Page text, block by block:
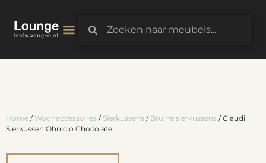
Home / Woonaccessoires / Sierkussens / Bruine sierkussens / Claudi
Sierkussen Ohnicio Chocolate